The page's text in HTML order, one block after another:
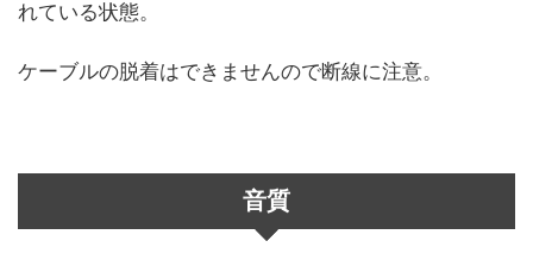
れている状態。
ケーブルの脱着はできませんので断線に注意。
音質